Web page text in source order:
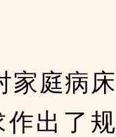
家庭病床
出了规